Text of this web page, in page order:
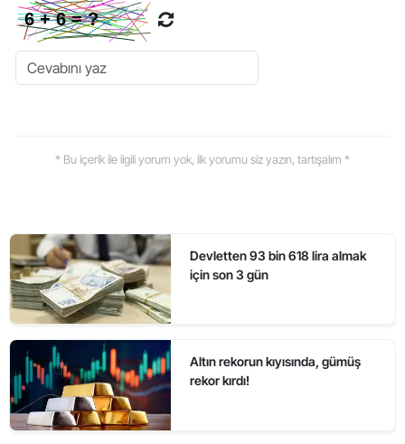
* Bu içerik ile ilgili yorum yok, ilk yorumu siz yazın, tartışalım *
Devletten 93 bin 618 lira almak
için son 3 gün
Altın rekorun kıyısında, gümüş
rekor kırdı!